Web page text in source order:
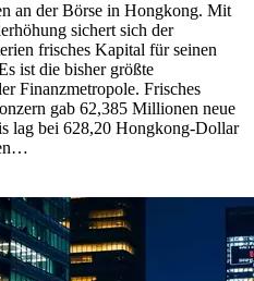
an der Börse in Hongkong. Mit
sichert sich der
frisches Kapital für seinen
ist die bisher größte
Finanzmetropole. Frisches
gab 62,385 Millionen neue
lag bei 628,20 Hongkong-Dollar